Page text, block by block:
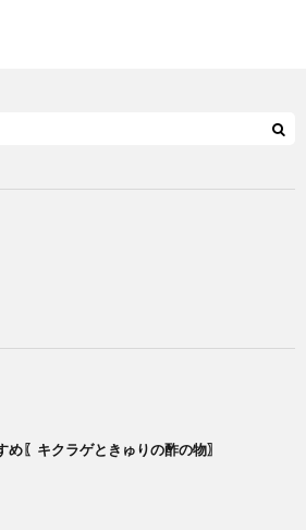
め〖キクラゲときゅりの酢の物〗